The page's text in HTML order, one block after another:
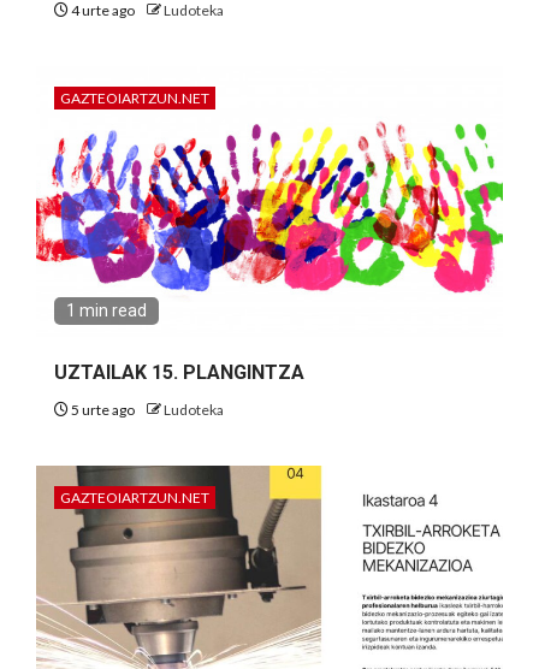
4 urte ago Ludoteka
GAZTEOIARTZUN.NET
1 min read
UZTAILAK 15. PLANGINTZA
5 urte ago Ludoteka
GAZTEOIARTZUN.NET